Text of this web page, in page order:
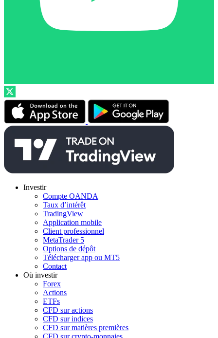
Investir
Compte OANDA
Taux d’intérêt
TradingView
Application mobile
Client professionnel
MetaTrader 5
Options de dépôt
Télécharger app ou MT5
Contact
Où investir
Forex
Actions
ETFs
CFD sur actions
CFD sur indices
CFD sur matières premières
CFD sur crypto-monnaies